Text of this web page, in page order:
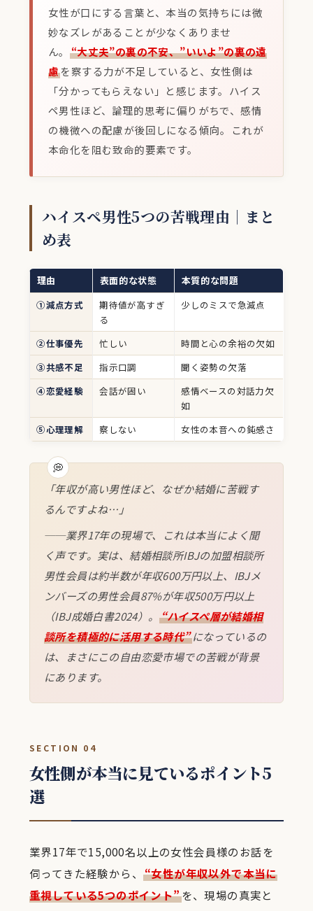
女性が口にする言葉と、本当の気持ちには微
妙なズレがあることが少なくありませ
ん。 “大丈夫”の裏の不安、”いいよ”の裏の遠
慮を察する力が不足していると、女性側は
「分かってもらえない」と感じます。ハイス
ペ男性ほど、論理的思考に偏りがちで、感情
の機微への配慮が後回しになる傾向。これが
本命化を阻む致命的要素です。
ハイスペ男性5つの苦戦理由｜まと
め表
理由 表面的な状態
本質的な問題
①減点方式
期待値が高すぎ
る
少しのミスで急減点
②仕事優先 忙しい
時間と心の余裕の欠如
③共感不足
指示口調
聞く姿勢の欠落
④恋愛経験
会話が固い
感情ベースの対話力欠
如
⑤心理理解
察しない 女性の本音への鈍感さ
「年収が高い男性ほど、なぜか結婚に苦戦す
るんですよね…」
──業界17年の現場で、これは本当によく聞
く声です。実は、結婚相談所IBJの加盟相談所
男性会員は約半数が年収600万円以上、IBJメ
ンバーズの男性会員87%が年収500万円以上
（IBJ成婚白書2024）。 “ハイスペ層が結婚相
談所を積極的に活用する時代”になっているの
は、まさにこの自由恋愛市場での苦戦が背景
にあります。
SECTION 04
女性側が本当に見ているポイント5
選
業界17年で15,000名以上の女性会員様のお話を
伺ってきた経験から、 “女性が年収以外で本当に
重視している5つのポイント”を、現場の真実と